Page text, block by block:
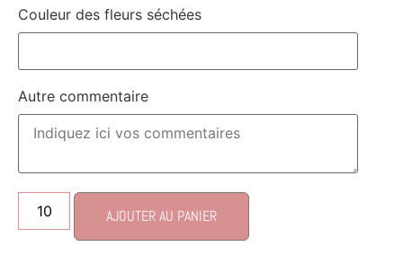
Couleur des fleurs séchées
Autre commentaire
AJOUTER AU PANIER